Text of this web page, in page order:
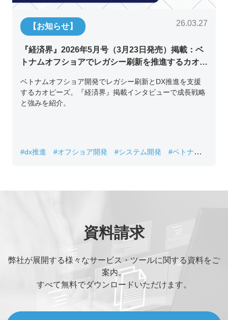
【お知らせ】 26.03.27
『経済界』2026年5月号（3月23日発売）掲載：ベ
トナムオフショアでレガシー刷新を推進するカオピ
ベトナムオフショア開発でレガシー刷新とDX推進を支援
するカオピーズ。『経済界』掲載インタビューで成長戦略
と強みを紹介。
#dx推進 #オフショア開発 #システム開発
#ベトナムIT
資料請求
弊社が展開する様々なサービス・ツールに関する資料をご
案内。
すべて無料でダウンロードいただけます。